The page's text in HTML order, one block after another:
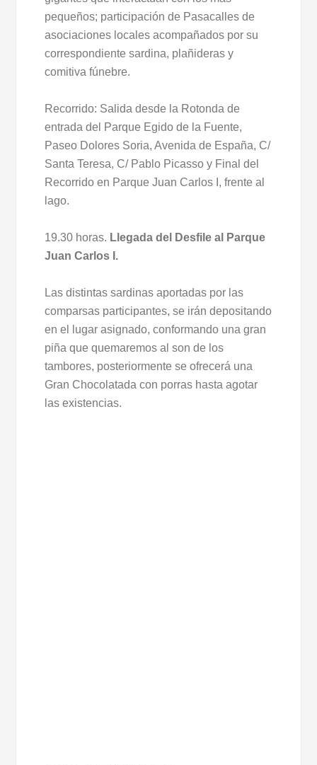
pequeños; participación de Pasacalles de
asociaciones locales acompañados por su
correspondiente sardina, plañideras y
comitiva fúnebre.
Recorrido: Salida desde la Rotonda de
entrada del Parque Egido de la Fuente,
Paseo Dolores Soria, Avenida de España, C/
Santa Teresa, C/ Pablo Picasso y Final del
Recorrido en Parque Juan Carlos I, frente al
lago.
19.30 horas. Llegada del Desfile al Parque
Juan Carlos I.
Las distintas sardinas aportadas por las
comparsas participantes, se irán depositando
en el lugar asignado, conformando una gran
piña que quemaremos al son de los
tambores, posteriormente se ofrecerá una
Gran Chocolatada con porras hasta agotar
las existencias.